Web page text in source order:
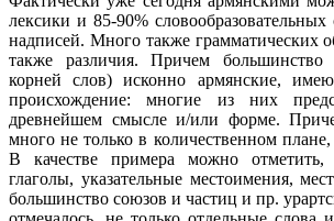
лексики и 85-90%
надписей. Много также грамматических
также различия. Причем
корней слов) исконно армянские,
происхождение: многие из них
древнейшем смысле и/или форме.
много не только в количественном
В качестве примера можно отметить,
глаголы, указательные местоимения,
большинство союзов и частиц и пр.